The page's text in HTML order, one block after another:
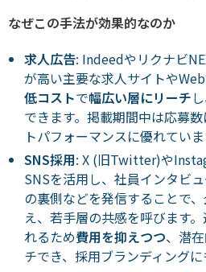
なぜこの手法が効果的なのか
求人広告: Indeedやリクナビ
が高い主要な求人サイトや
低コストで幅広い層にリーチ
できます。掲載期間中は応募
トパフォーマンスに優れていま
SNS採用: X (旧Twitter)や
SNSを活用し、社員インタビ
の裏側などを発信することで
え、若手層の共感を呼びます
れるため費用を抑えつつ、潜
チでき、採用ブランディングに